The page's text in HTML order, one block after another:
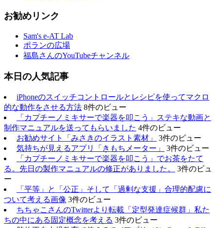
お勧めリンク
Sam's e-AT Lab
ポランの広場
福島さんのYouTubeチャンネル
本日の人気記事
iPhoneのスイッチコントロールとレシピを使ってマクロ
的な動作をさせる方法 8件のビュー
「カプチーノミキサーで楽器を叩こう」ステキな動画と
制作マニュアルを送ってもらいました 4件のビュー
お勧めサイト「みさきのイラスト素材」
3件のビュー
気持ちが見えるアプリ「きもちメーター」
3件のビュー
「カプチーノミキサーで楽器を叩こう」でお茶をたて
る。先日の製作マニュアルの修正がありました。
3件のビュ
ー
「平等」と「公正」そして「過剰な支援」合理的配慮に
ついて考える画像 3件のビュー
ちちゃこさんのTwitterより転載「定型発達症候群」私た
ちの中にある固定概念を考える 3件のビュー